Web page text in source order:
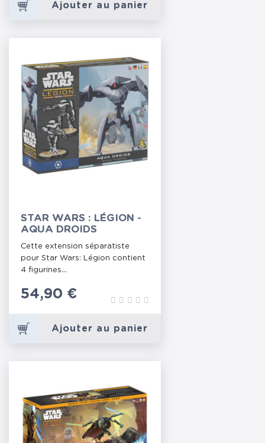
Ajouter au panier
STAR WARS : LÉGION -
AQUA DROIDS
Cette extension séparatiste
pour Star Wars: Légion contient
4 figurines...
Prix
54,90 €
Ajouter au panier